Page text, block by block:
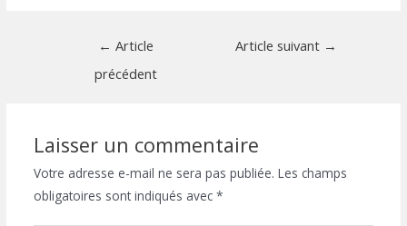
← Article
précédent
Article suivant →
Laisser un commentaire
Votre adresse e-mail ne sera pas publiée. Les champs
obligatoires sont indiqués avec *